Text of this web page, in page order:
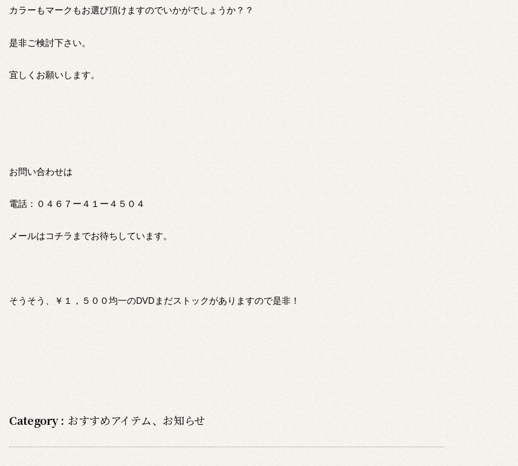
カラーもマークもお選び頂けますのでいかがでしょうか？？
是非ご検討下さい。
宜しくお願いします。
お問い合わせは
電話：０４６７ー４１ー４５０４
メールはコチラ までお待ちしています。
そうそう、￥１，５００均一のDVDまだストックがありますので是非！
Category : おすすめアイテム、 お知らせ